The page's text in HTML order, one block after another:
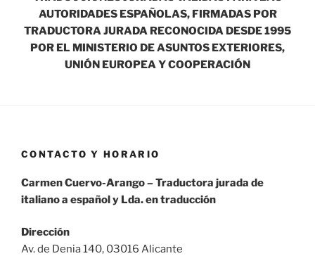
AUTORIDADES ESPAÑOLAS, FIRMADAS POR
TRADUCTORA JURADA RECONOCIDA DESDE 1995
POR EL MINISTERIO DE ASUNTOS EXTERIORES,
UNIÓN EUROPEA Y COOPERACIÓN
CONTACTO Y HORARIO
Carmen Cuervo-Arango – Traductora jurada de
italiano a español y Lda. en traducción
Dirección
Av. de Denia 140, 03016 Alicante